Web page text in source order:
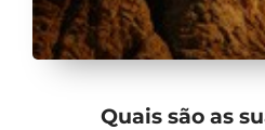
Quais são as